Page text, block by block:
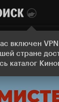
включен
стране
каталог